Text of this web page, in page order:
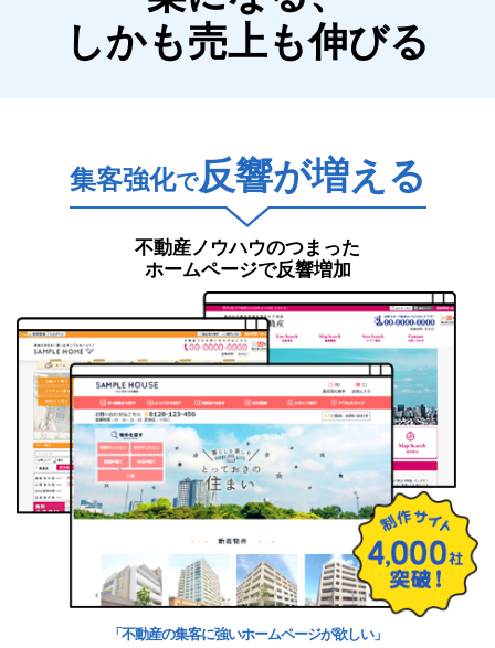
しかも売上も伸びる
集客強化で反響が増える
「不動産の集客に強いホームページが欲しい」
不動産ノウハウのつまった
ホームページで反響増加